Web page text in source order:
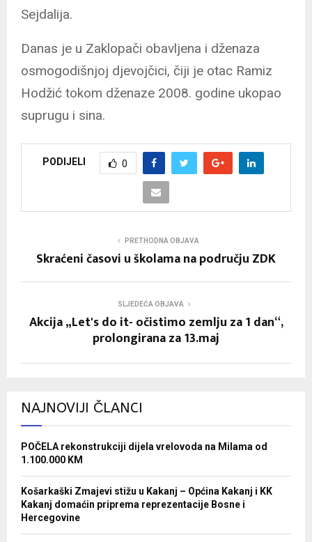
Sejdalija.
Danas je u Zaklopači obavljena i dženaza
osmogodišnjoj djevojčici, čiji je otac Ramiz
Hodžić tokom dženaze 2008. godine ukopao
suprugu i sina.
PODIJELI 0
PRETHODNA OBJAVA
Skraćeni časovi u školama na području ZDK
SLJEDEĆA OBJAVA
Akcija „Let's do it- očistimo zemlju za 1 dan“,
prolongirana za 13.maj
NAJNOVIJI ČLANCI
POČELA rekonstrukciji dijela vrelovoda na Milama od
1.100.000 KM
Košarkaški Zmajevi stižu u Kakanj – Općina Kakanj i KK
Kakanj domaćin priprema reprezentacije Bosne i
Hercegovine